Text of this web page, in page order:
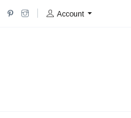
Account